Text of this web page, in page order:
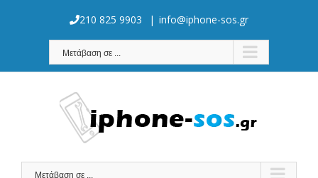
210 825 9903 | info@iphone-sos.gr
Μετάβαση σε ...
Μετάβαση σε ...